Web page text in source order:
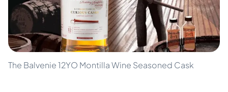
The Balvenie 12YO Montilla Wine Seasoned Cask